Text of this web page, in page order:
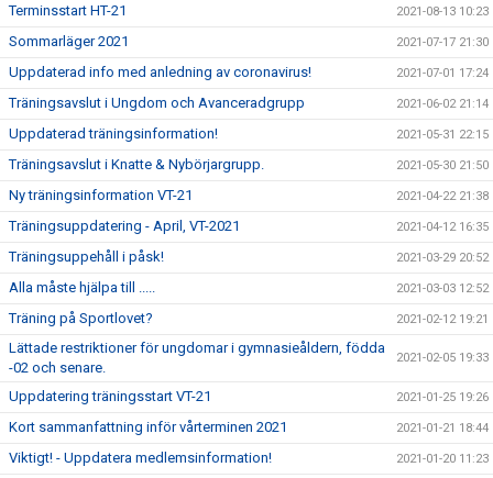
Terminsstart HT-21 2021-08-13 10:23
Sommarläger 2021 2021-07-17 21:30
Uppdaterad info med anledning av coronavirus! 2021-07-01 17:24
Träningsavslut i Ungdom och Avanceradgrupp 2021-06-02 21:14
Uppdaterad träningsinformation! 2021-05-31 22:15
Träningsavslut i Knatte & Nybörjargrupp. 2021-05-30 21:50
Ny träningsinformation VT-21 2021-04-22 21:38
Träningsuppdatering - April, VT-2021 2021-04-12 16:35
Träningsuppehåll i påsk! 2021-03-29 20:52
Alla måste hjälpa till ..... 2021-03-03 12:52
Träning på Sportlovet? 2021-02-12 19:21
Lättade restriktioner för ungdomar i gymnasieåldern, födda
-02 och senare.
2021-02-05 19:33
Uppdatering träningsstart VT-21 2021-01-25 19:26
Kort sammanfattning inför vårterminen 2021 2021-01-21 18:44
Viktigt! - Uppdatera medlemsinformation! 2021-01-20 11:23